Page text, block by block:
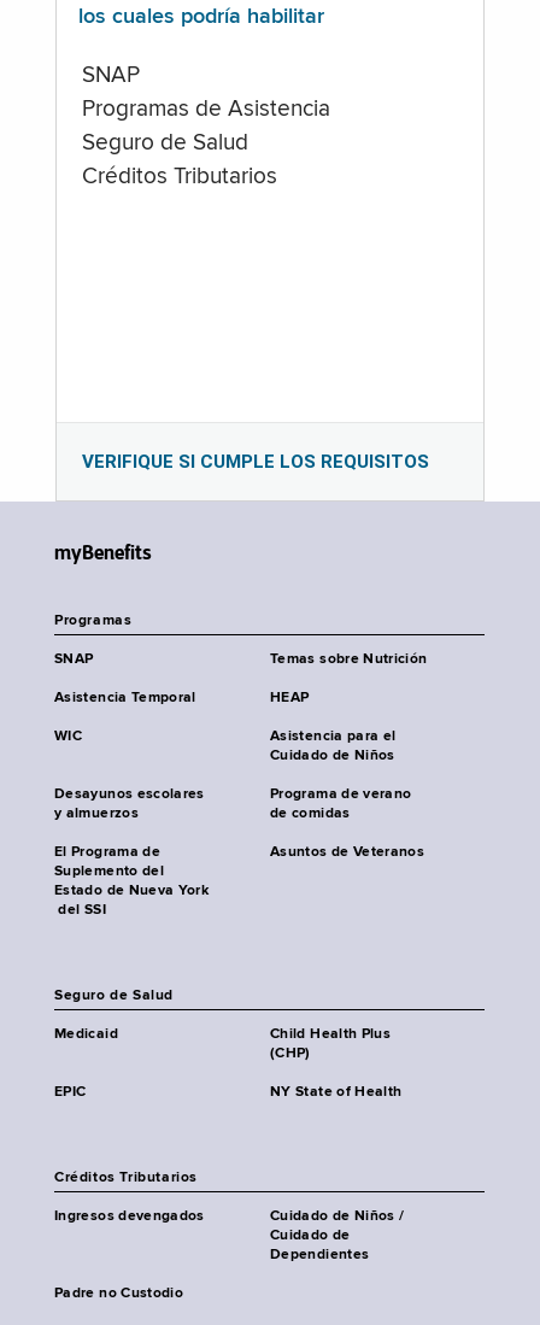
los cuales podría habilitar
SNAP
Programas de Asistencia
Seguro de Salud
Créditos Tributarios
VERIFIQUE SI CUMPLE LOS REQUISITOS
myBenefits
Programas
SNAP Temas sobre Nutrición
Asistencia Temporal HEAP
WIC
Asistencia para el
Cuidado de Niños
Desayunos escolares
y almuerzos
Programa de verano
de comidas
El Programa de
Suplemento del
Estado de Nueva York
del SSI
Asuntos de Veteranos
Seguro de Salud
Medicaid
Child Health Plus
(CHP)
EPIC NY State of Health
Créditos Tributarios
Ingresos devengados
Cuidado de Niños /
Cuidado de
Dependientes
Padre no Custodio